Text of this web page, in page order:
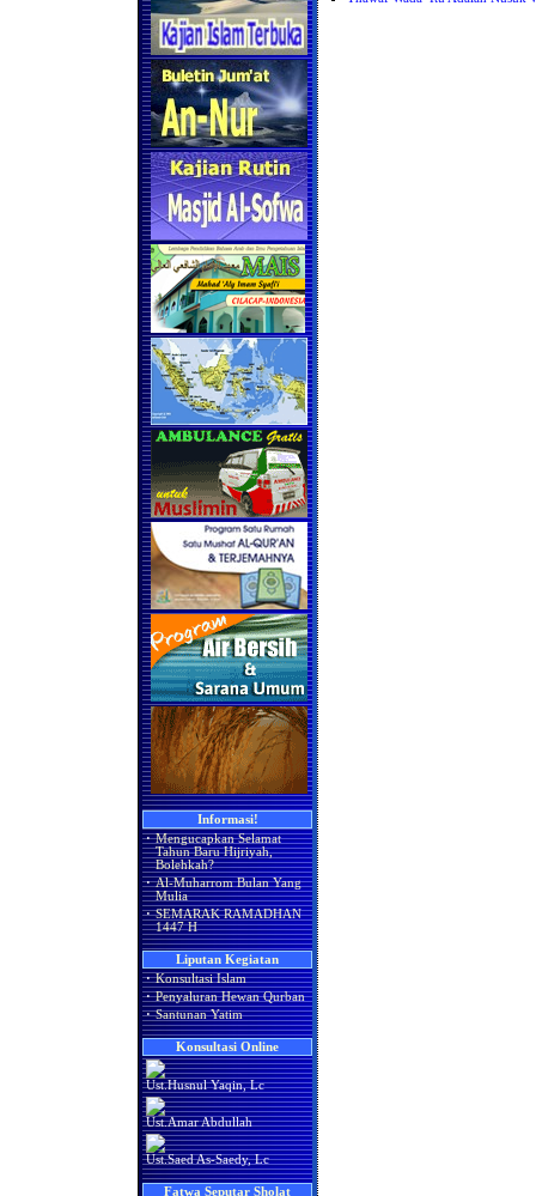
Informasi!
· Mengucapkan Selamat
Tahun Baru Hijriyah,
Bolehkah?
· Al-Muharrom Bulan Yang
Mulia
· SEMARAK RAMADHAN
1447 H
Liputan Kegiatan
· Konsultasi Islam
· Penyaluran Hewan Qurban
· Santunan Yatim
Konsultasi Online
Ust.Husnul Yaqin, Lc
Ust.Amar Abdullah
Ust.Saed As-Saedy, Lc
Fatwa Seputar Sholat